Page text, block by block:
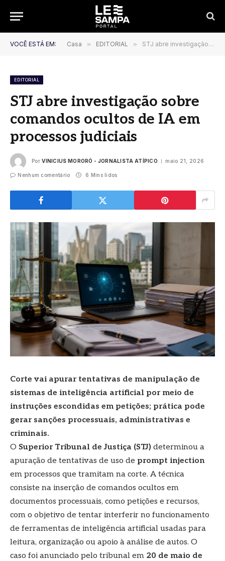
VOCÊ ESTÁ EM: Casa » EDITORIAL » STJ abre investigação sobre comandos ocultos de IA em processos judiciais
EDITORIAL
STJ abre investigação sobre
comandos ocultos de IA em
processos judiciais
Por VINICIUS MORORÓ - JORNALISTA ATÍPICO maio 21, 2026
Nenhum comentário 6 Mins lidos
Corte vai apurar tentativas de manipulação de
sistemas de inteligência artificial por meio de
instruções escondidas em petições; prática pode
gerar sanções processuais, administrativas e
criminais.
O Superior Tribunal de Justiça (STJ) determinou a
apuração de tentativas de uso de prompt injection
em processos que tramitam na corte. A técnica
consiste na inserção de comandos ocultos em
documentos processuais, como petições e recursos,
com o objetivo de tentar interferir no funcionamento
de ferramentas de inteligência artificial usadas para
leitura, organização ou apoio à análise de autos. O
caso foi anunciado pelo tribunal em 20 de maio de